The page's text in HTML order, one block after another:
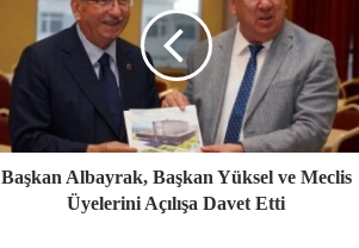
Başkan Albayrak, Başkan Yüksel ve Meclis
Üyelerini Açılışa Davet Etti